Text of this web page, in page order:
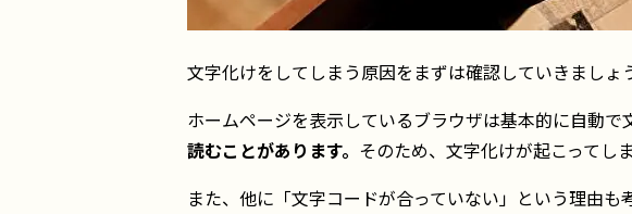
文字化けをしてしまう原因をまずは確認していきましょ
ホームページを表示しているブラウザは基本的に自動で
読むことがあります。 そのため、文字化けが起こってし
また、他に「文字コードが合っていない」という理由も